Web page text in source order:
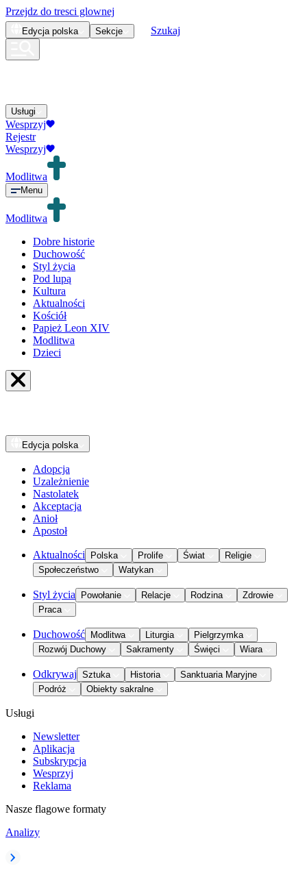
Przejdz do tresci glownej
Edycja polska Sekcje Szukaj
Usługi
Wesprzyj
Rejestr
Wesprzyj
Modlitwa
Menu
Modlitwa
Dobre historie
Duchowość
Styl życia
Pod lupą
Kultura
Aktualności
Kościół
Papież Leon XIV
Modlitwa
Dzieci
Edycja polska
Adopcja
Uzależnienie
Nastolatek
Akceptacja
Anioł
Apostoł
Aktualności Polska Prolife Świat
Religie
Społeczeństwo
Watykan
Styl życia Powołanie Relacje Rodzina
Zdrowie
Praca
Duchowość Modlitwa Liturgia
Pielgrzymka
Rozwój Duchowy
Sakramenty Święci Wiara
Odkrywaj Sztuka Historia
Sanktuaria Maryjne
Podróż
Obiekty sakralne
Usługi
Newsletter
Aplikacja
Subskrypcja
Wesprzyj
Reklama
Nasze flagowe formaty
Analizy